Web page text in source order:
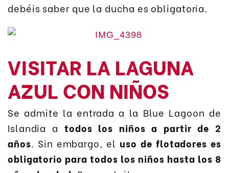
debéis saber que la ducha es obligatoria.
VISITAR LA LAGUNA
AZUL CON NIÑOS
Se admite la entrada a la Blue Lagoon de
Islandia a todos los niños a partir de 2
años. Sin embargo, el uso de flotadores es
obligatorio para todos los niños hasta los 8